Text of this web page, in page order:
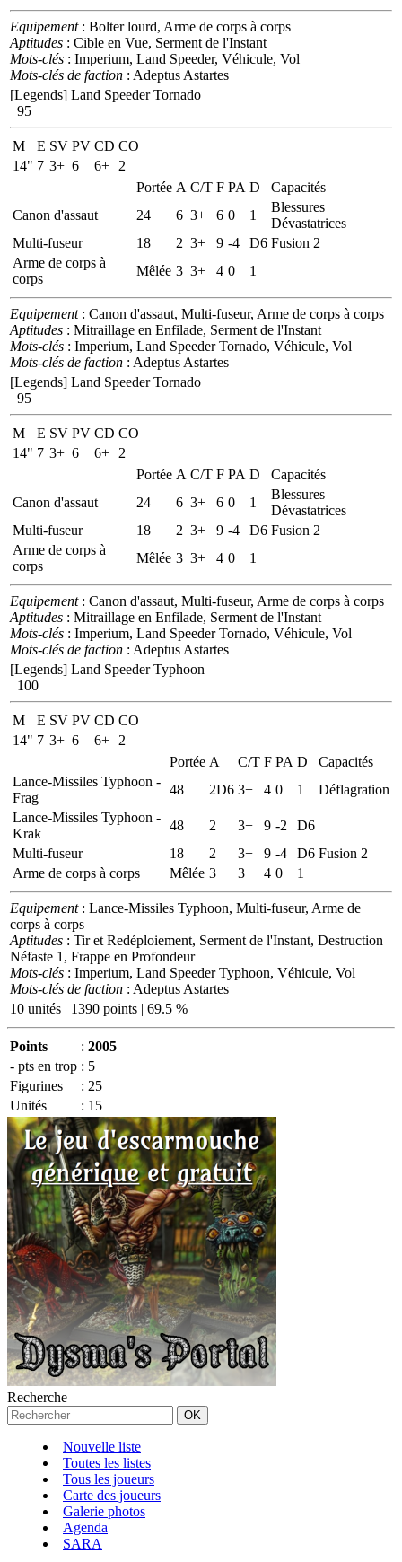
Equipement: Bolter lourd, Arme de corps à corps
Aptitudes : Cible en Vue, Serment de l'Instant
Mots-clés : Imperium, Land Speeder, Véhicule, Vol
Mots-clés de faction : Adeptus Astartes
[Legends] Land Speeder Tornado
95
M E SV PV CD CO
14" 7 3+ 6 6+
2
Portée A C/T F PA D
Capacités
Canon d'assaut
24 6 3+ 6 0 1
Blessures
Dévastatrices
Multi-fuseur
18 2 3+ 9 -4 D6 Fusion 2
Arme de corps à
corps
Mêlée 3 3+ 4 0 1
Equipement: Canon d'assaut, Multi-fuseur, Arme de corps à corps
Aptitudes : Mitraillage en Enfilade, Serment de l'Instant
Mots-clés : Imperium, Land Speeder Tornado, Véhicule, Vol
Mots-clés de faction : Adeptus Astartes
[Legends] Land Speeder Tornado
95
M E SV PV CD CO
14" 7 3+ 6 6+
2
Portée A C/T F PA D
Capacités
Canon d'assaut
24 6 3+ 6 0 1
Blessures
Dévastatrices
Multi-fuseur
18 2 3+ 9 -4 D6 Fusion 2
Arme de corps à
corps
Mêlée 3 3+ 4 0 1
Equipement: Canon d'assaut, Multi-fuseur, Arme de corps à corps
Aptitudes : Mitraillage en Enfilade, Serment de l'Instant
Mots-clés : Imperium, Land Speeder Tornado, Véhicule, Vol
Mots-clés de faction : Adeptus Astartes
[Legends] Land Speeder Typhoon
100
M E SV PV CD CO
14" 7 3+ 6 6+
2
Portée A C/T F PA D
Capacités
Lance-Missiles Typhoon -
Frag
48 2D6 3+ 4 0 1
Déflagration
Lance-Missiles Typhoon -
Krak
48 2 3+ 9 -2
D6
Multi-fuseur
18 2 3+ 9 -4 D6 Fusion 2
Arme de corps à corps
Mêlée 3 3+ 4 0 1
Equipement: Lance-Missiles Typhoon, Multi-fuseur, Arme de
corps à corps
Aptitudes : Tir et Redéploiement, Serment de l'Instant, Destruction
Néfaste 1, Frappe en Profondeur
Mots-clés : Imperium, Land Speeder Typhoon, Véhicule, Vol
Mots-clés de faction : Adeptus Astartes
10 unités | 1390 points | 69.5 %
Points : 2005
- pts en trop : 5
Figurines
: 25
Unités
: 15
Recherche
Nouvelle liste
Toutes les listes
Tous les joueurs
Carte des joueurs
Galerie photos
Agenda
SARA